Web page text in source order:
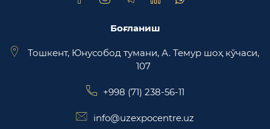
Боғланиш
Тошкент, Юнусобод тумани, А. Темур шоҳ кўчаси,
107
+998 (71) 238-56-11
info@uzexpocentre.uz